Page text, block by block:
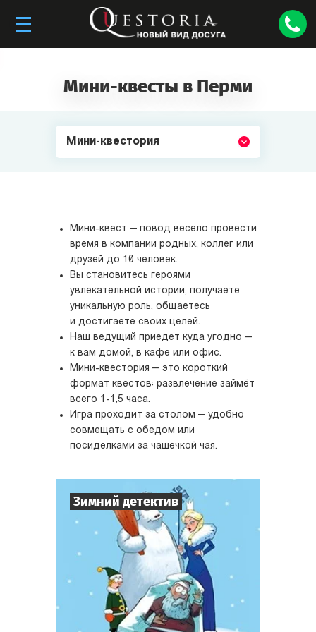
Мини-квесты в Перми
Мини-квестория
Мини-квест — повод весело провести
время в компании родных, коллег или
друзей до 10 человек.
Вы становитесь героями
увлекательной истории, получаете
уникальную роль, общаетесь
и достигаете своих целей.
Наш ведущий приедет куда угодно —
к вам домой, в кафе или офис.
Мини-квестория — это короткий
формат квестов: развлечение займёт
всего 1-1,5 часа.
Игра проходит за столом — удобно
совмещать с обедом или
посиделками за чашечкой чая.
Зимний детектив
Игроков 10
Время игры 1-2 ч.
Тематика Детектив
Тип квеста Мини-квестория